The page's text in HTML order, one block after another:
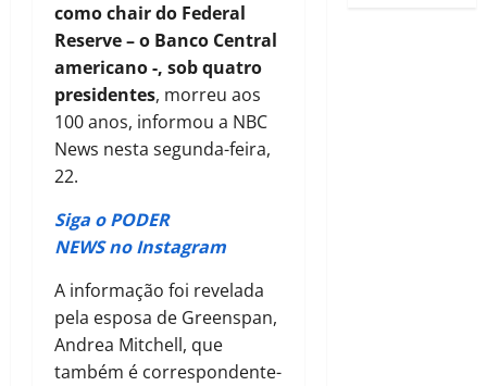
como chair do Federal
Reserve – o Banco Central
americano -, sob quatro
presidentes, morreu aos
100 anos, informou a NBC
News nesta segunda-feira,
22.
Siga o PODER
NEWS no Instagram
A informação foi revelada
pela esposa de Greenspan,
Andrea Mitchell, que
também é correspondente-